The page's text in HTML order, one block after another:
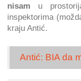
nisam u
inspektorima
kraju Antić.
Antić: BIA da